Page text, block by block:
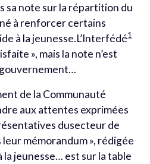
sa note sur la répartition du
à renforcer certains
à la jeunesse.L’Interfédé1
», mais la note n’est
de la Communauté
aux attentes exprimées
dusecteur de
leur mémorandum », rédigée
la jeunesse… est sur la table